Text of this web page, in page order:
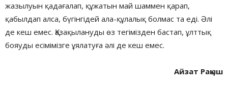
жазылуын қадағалап, құжатын май шаммен қарап,
қабылдап алса, бүгінгідей ала-құлалық болмас та еді. Әлі
де кеш емес. Қазақылануды өз тегімізден бастап, ұлттық
бояуды есімімізге ұялатуға әлі де кеш емес.
Айзат Рақыш